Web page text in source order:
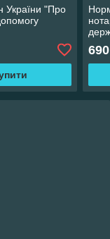
України "Про
690